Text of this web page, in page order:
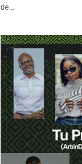
de...